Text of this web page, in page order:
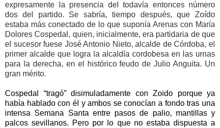
expresamente la presencia del todavía entonces número
dos del partido. Se sabría, tiempo después, que Zoído
estaba más conectado de lo que suponía Arenas con María
Dolores Cospedal, quien, inicialmente, era partidaria de que
el sucesor fuese José Antonio Nieto, alcalde de Córdoba, el
primer alcalde que logra la alcaldía cordobesa en las urnas
para la derecha, en el histórico feudo de Julio Anguita. Un
gran mérito.
Cospedal “tragó” disimuladamente con Zoido porque ya
había hablado con él y ambos se conocían a fondo tras una
intensa Semana Santa entre pasos de palio, mantillas y
palcos sevillanos. Pero por lo que no estaba dispuesta a